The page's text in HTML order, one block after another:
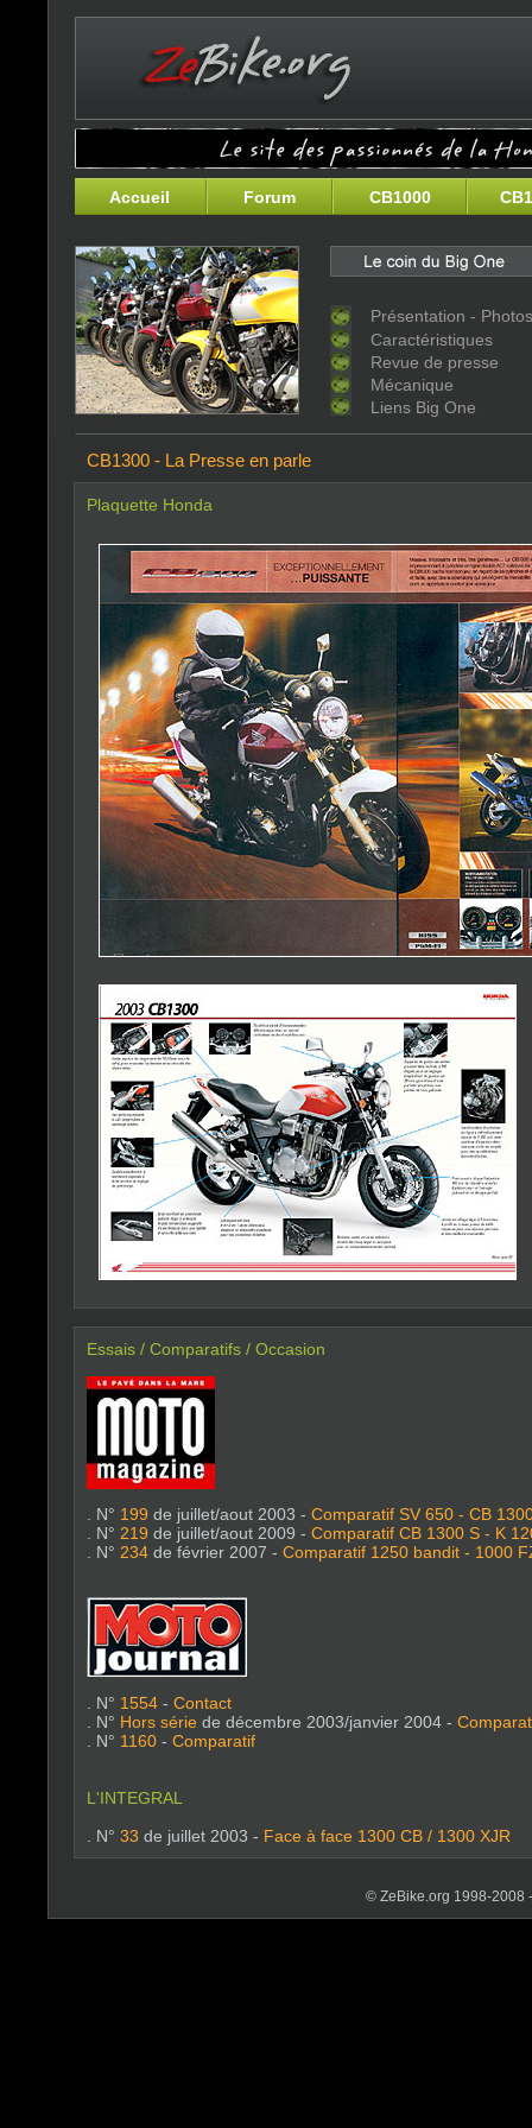
Accueil Forum CB1000
Présentation - Photos
Caractéristiques
Revue de presse
Mécanique
Liens Big One
CB1300 - La Presse en parle
Plaquette Honda
Essais / Comparatifs / Occasion
. N° 199 de juillet/aout 2003 - Comparatif SV 650 - CB
. N° 219 de juillet/aout 2009 - Comparatif CB 1300 S - K
. N° 234 de février 2007 - Comparatif 1250 bandit - 1000
. N° 1554 - Contact
. N° Hors série de décembre 2003/janvier 2004 -
. N° 1160 - Comparatif
L'INTEGRAL
. N° 33 de juillet 2003 - Face à face 1300 CB / 1300 XJR
© ZeBike.org 1998-2008